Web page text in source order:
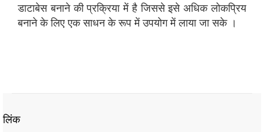
डाटाबेस बनाने की प्रक्रिया में है जिससे इसे अधिक लोकप्रिय
बनाने के लिए एक साधन के रूप में उपयोग में लाया जा सके ।
लिंक